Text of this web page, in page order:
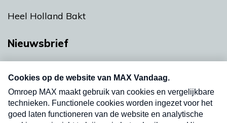
Heel Holland Bakt
Nieuwsbrief
Neem hier een gratis abonnement op onze
nieuwsbrief. Elke vrijdag- en dinsdagochtend in
uw mailbox.
Verzend